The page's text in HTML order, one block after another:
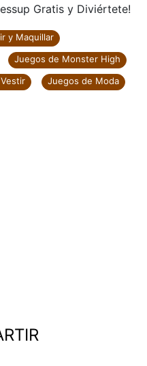
Gratis y Diviértete!
y Maquillar
Juegos de Monster High
Juegos de Moda